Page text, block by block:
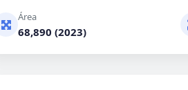
Área
68,890 (2023)